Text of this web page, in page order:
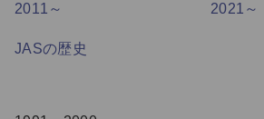
2011～ 2021～
JASの歴史